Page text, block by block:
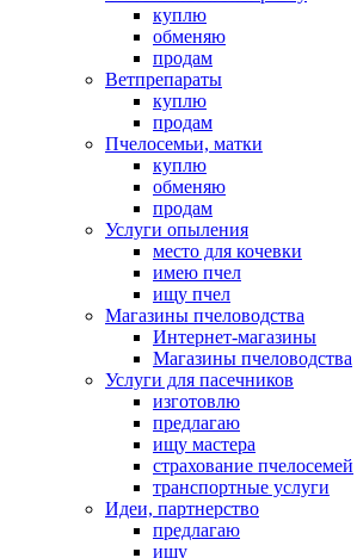
куплю
обменяю
продам
Ветпрепараты
куплю
продам
Пчелосемьи, матки
куплю
обменяю
продам
Услуги опыления
место для кочевки
имею пчел
ищу пчел
Магазины пчеловодства
Интернет-магазины
Магазины пчеловодства
Услуги для пасечников
изготовлю
предлагаю
ищу мастера
страхование пчелосемей
транспортные услуги
Идеи, партнерство
предлагаю
ищу